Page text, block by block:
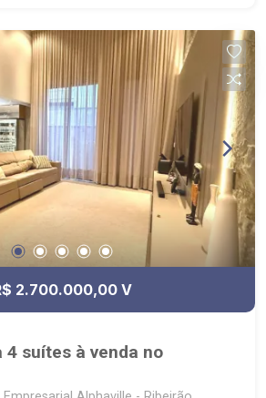
quadra de beach tenis,
feirinha coletiva as sextas
ao colégio Concept, colégio
Museu da Gula, drogaria Raia
2.700.000,00 V
4 suítes à venda no